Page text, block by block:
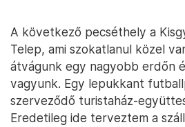
A következő pecséthely a
Telep, ami szokatlanul közel
átvágunk egy nagyobb erdőn
vagyunk. Egy lepukkant
szerveződő turistaház-
Eredetileg ide terveztem a